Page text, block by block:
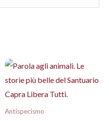
primo
sempre un
per pubblicare una
Antispecismo